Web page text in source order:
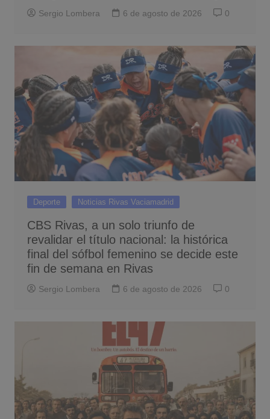
Sergio Lombera 6 de agosto de 2026 0
Deporte Noticias Rivas Vaciamadrid
CBS Rivas, a un solo triunfo de
revalidar el título nacional: la histórica
final del sófbol femenino se decide este
fin de semana en Rivas
Sergio Lombera 6 de agosto de 2026 0